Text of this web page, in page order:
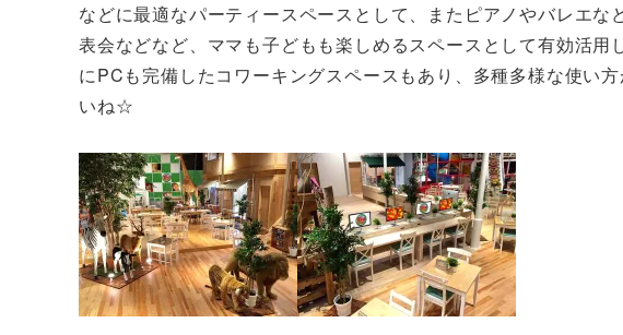
などに最適なパーティースペースとして、またピアノやバレエ
表会などなど、ママも子どもも楽しめるスペースとして有効活
にPCも完備したコワーキングスペースもあり、多種多様な使い
いね☆